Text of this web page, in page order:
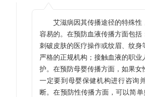
艾滋病因其传播途径的特殊性
容易的。在预防血液传播方面包括
刺破皮肤的医疗操作或纹眉、纹身
严格的正规机构；接触血液的职业
护。在预防母婴传播方面，如果女
一定要到母婴保健机构进行咨询
断。在预防性传播方面，可以简